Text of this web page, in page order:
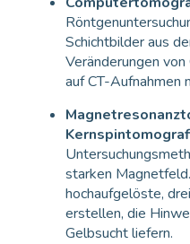
Schichtbilder aus
Veränderungen
auf CT-Aufnahmen
starken
hochaufgelöste,
erstellen, die
Gelbsucht liefern.